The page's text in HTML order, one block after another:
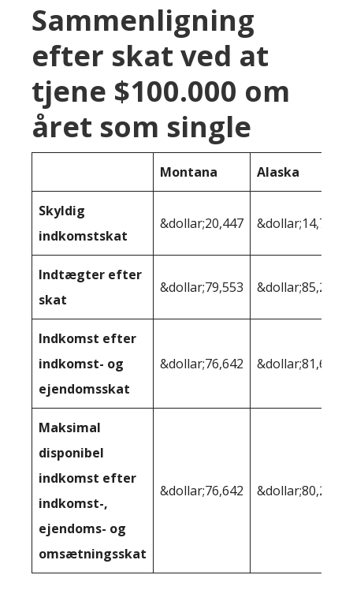
Sammenligning
efter skat ved at
tjene $100.000 om
året som single
Montana Alaska
Skyldig
indkomstskat
&dollar;20,447 &dollar;14,768
Indtægter efter
skat
&dollar;79,553 &dollar;85,232
Indkomst efter
indkomst- og
ejendomsskat
&dollar;76,642 &dollar;81,692
Maksimal
disponibel
indkomst efter
indkomst-,
ejendoms- og
omsætningsskat
&dollar;76,642 &dollar;80,279